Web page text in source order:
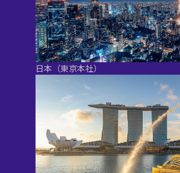
日本（東京本社）